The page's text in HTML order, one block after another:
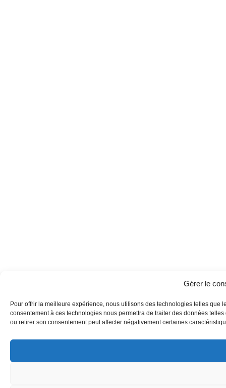
Gérer le
Pour offrir la meilleure expérience, nous utilisons des technologies telles
consentement à ces technologies nous permettra de traiter des données
ou retirer son consentement peut affecter négativement certaines